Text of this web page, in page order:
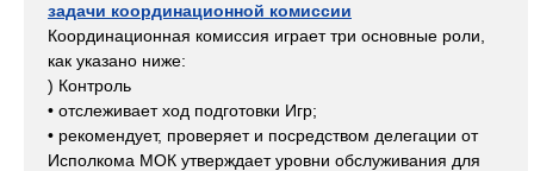
задачи координационной комиссии
Координационная комиссия играет три основные роли,
как указано ниже:
) Контроль
• отслеживает ход подготовки Игр;
• рекомендует, проверяет и посредством делегации от
Исполкома МОК утверждает уровни обслуживания для